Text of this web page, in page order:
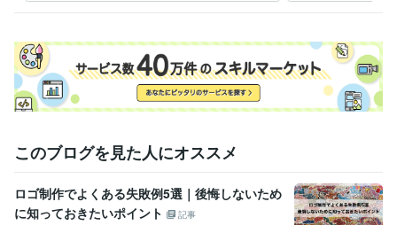
このブログを見た人にオススメ
ロゴ制作でよくある失敗例5選｜後悔しないため
に知っておきたいポイント
記事